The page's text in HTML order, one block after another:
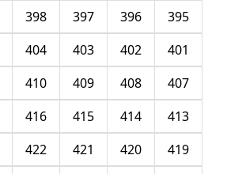
395
396
397
398
401
402
403
404
407
408
409
410
413
414
415
416
419
420
421
422